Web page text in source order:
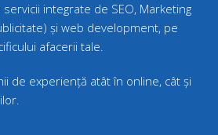
integrate de SEO, Marketing
și web development, pe
afacerii tale.
de experiență atât în online, cât și